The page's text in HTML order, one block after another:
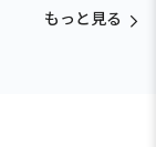
もっと見る